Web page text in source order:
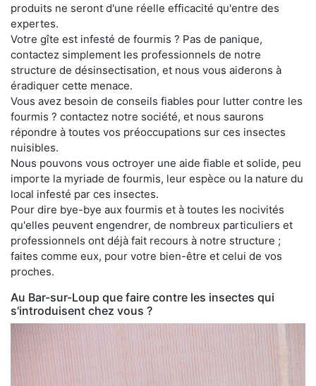
produits ne seront d'une réelle efficacité qu'entre des
expertes.
Votre gîte est infesté de fourmis ? Pas de panique,
contactez simplement les professionnels de notre
structure de désinsectisation, et nous vous aiderons à
éradiquer cette menace.
Vous avez besoin de conseils fiables pour lutter contre les
fourmis ? contactez notre société, et nous saurons
répondre à toutes vos préoccupations sur ces insectes
nuisibles.
Nous pouvons vous octroyer une aide fiable et solide, peu
importe la myriade de fourmis, leur espèce ou la nature du
local infesté par ces insectes.
Pour dire bye-bye aux fourmis et à toutes les nocivités
qu'elles peuvent engendrer, de nombreux particuliers et
professionnels ont déjà fait recours à notre structure ;
faites comme eux, pour votre bien-être et celui de vos
proches.
Au Bar-sur-Loup que faire contre les insectes qui
s'introduisent chez vous ?